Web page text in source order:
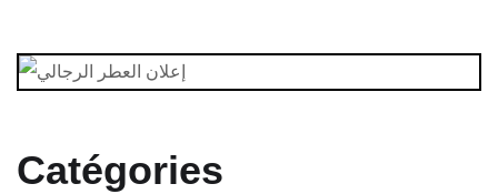
Catégories